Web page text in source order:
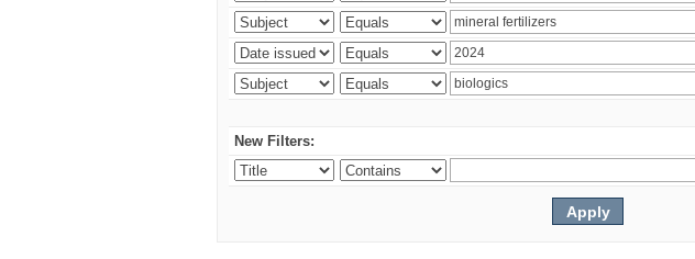
New Filters: